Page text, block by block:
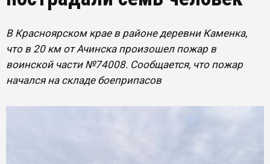
В Красноярском крае в районе деревни Каменка,
что в 20 км от Ачинска произошел пожар в
воинской части №74008. Сообщается, что пожар
начался на складе боеприпасов